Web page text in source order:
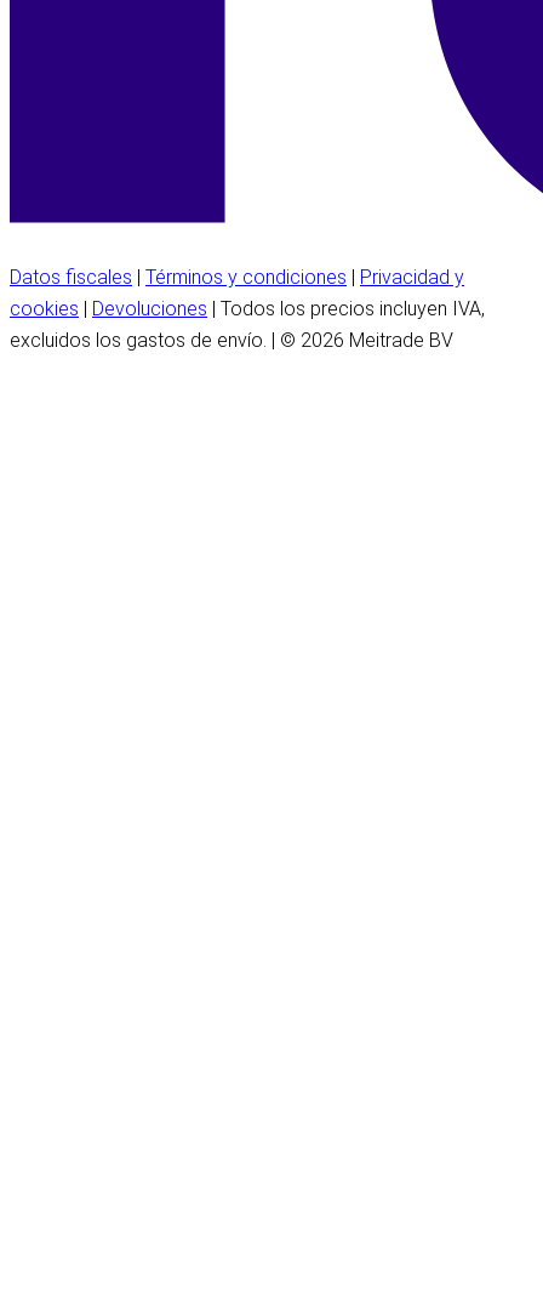
Datos fiscales Términos y condiciones
Privacidad y
cookies
Devoluciones | Todos los precios incluyen IVA,
excluidos los gastos de envío. | © 2026 Meitrade BV